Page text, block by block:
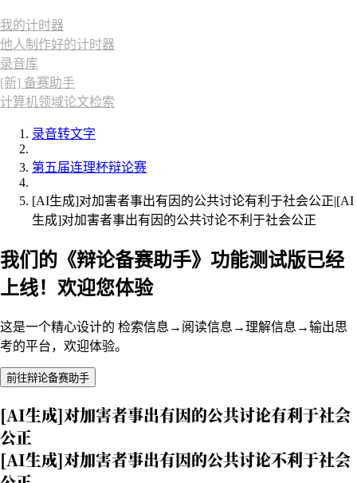
我的计时器
他人制作好的计时器
录音库
[新] 备赛助手
计算机领域论文检索
录音转文字
第五届连理杯辩论赛
[AI生成]对加害者事出有因的公共讨论有利于社会公正|[AI
生成]对加害者事出有因的公共讨论不利于社会公正
我们的《辩论备赛助手》功能测试版已经
上线！欢迎您体验
这是一个精心设计的 检索信息→阅读信息→理解信息→输出思
考的平台，欢迎体验。
前往辩论备赛助手
[AI生成]对加害者事出有因的公共讨论有利于社会
公正
[AI生成]对加害者事出有因的公共讨论不利于社会